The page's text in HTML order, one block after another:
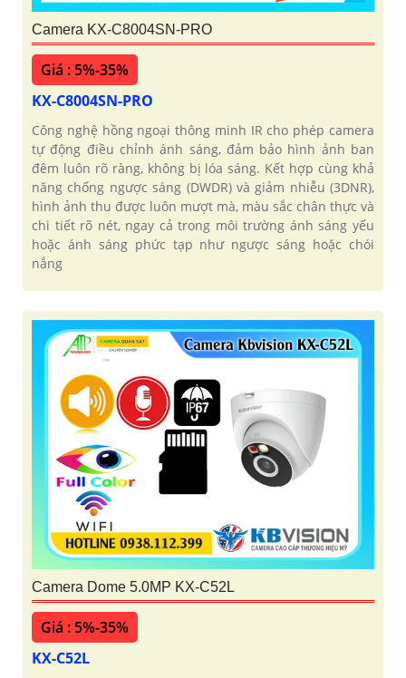
Camera KX-C8004SN-PRO
Giá : 5%-35%
KX-C8004SN-PRO
Công nghệ hồng ngoại thông minh IR cho phép camera
tự động điều chỉnh ánh sáng, đảm bảo hình ảnh ban
đêm luôn rõ ràng, không bị lóa sáng. Kết hợp cùng khả
năng chống ngược sáng (DWDR) và giảm nhiễu (3DNR),
hình ảnh thu được luôn mượt mà, màu sắc chân thực và
chi tiết rõ nét, ngay cả trong môi trường ánh sáng yếu
hoặc ánh sáng phức tạp như ngược sáng hoặc chói
nắng
Camera Dome 5.0MP KX-C52L
Giá : 5%-35%
KX-C52L